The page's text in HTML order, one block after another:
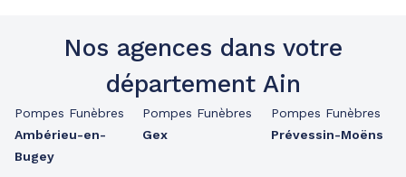
Nos agences dans votre
département Ain
Pompes Funèbres
Ambérieu-en-
Bugey
Pompes Funèbres
Gex
Pompes Funèbres
Prévessin-Moëns